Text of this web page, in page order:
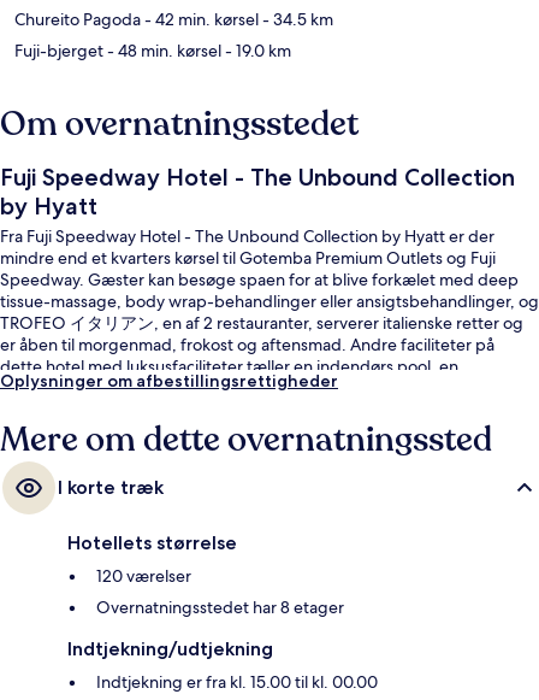
Chureito Pagoda- 42 min. kørsel- 34.5 km
Fuji-bjerget- 48 min. kørsel- 19.0 km
Om overnatningsstedet
Fuji Speedway Hotel - The Unbound Collection
by Hyatt
Fra Fuji Speedway Hotel - The Unbound Collection by Hyatt er der
mindre end et kvarters kørsel til Gotemba Premium Outlets og Fuji
Speedway. Gæster kan besøge spaen for at blive forkælet med deep
tissue-massage, body wrap-behandlinger eller ansigtsbehandlinger, og
TROFEO イタリアン, en af 2 restauranter, serverer italienske retter og
er åben til morgenmad, frokost og aftensmad. Andre faciliteter på
dette hotel med luksusfaciliteter tæller en indendørs pool, en
bar/lounge og et døgnåbent fitnesscenter. Rejsende har kun godt at
Oplysninger om afbestillingsrettigheder
Mere om dette overnatningssted
I korte træk
Hotellets størrelse
120 værelser
Overnatningsstedet har 8 etager
Indtjekning/udtjekning
Indtjekning er fra kl. 15.00 til kl. 00.00